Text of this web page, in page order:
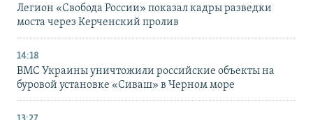
Легион «Свобода России» показал кадры разведки
моста через Керченский пролив
14:18
ВМС Украины уничтожили российские объекты на
буровой установке «Сиваш» в Черном море